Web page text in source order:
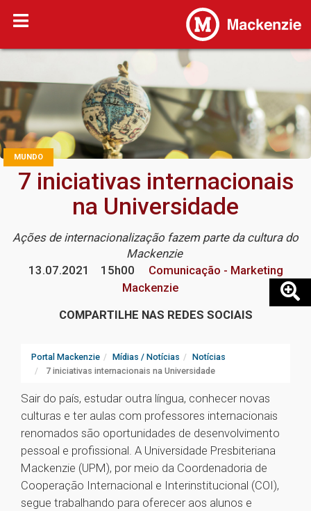
MUNDO
7 iniciativas internacionais
na Universidade
Ações de internacionalização fazem parte da cultura do
Mackenzie
13.07.2021
15h00
Comunicação - Marketing
Mackenzie
COMPARTILHE NAS REDES SOCIAIS
Portal Mackenzie Mídias / Notícias
Notícias
7 iniciativas internacionais na Universidade
Sair do país, estudar outra língua, conhecer novas
culturas e ter aulas com professores internacionais
renomados são oportunidades de desenvolvimento
pessoal e profissional. A Universidade Presbiteriana
Mackenzie (UPM), por meio da Coordenadoria de
Cooperação Internacional e Interinstitucional (COI),
segue trabalhando para oferecer aos alunos e